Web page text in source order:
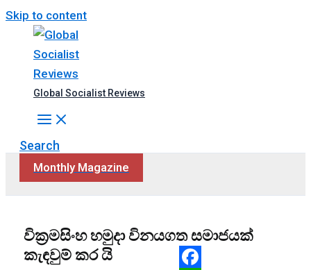
Skip to content
Global Socialist Reviews
Search
Monthly Magazine
වික්‍රමසිංහ හමුදා විනයගත සමාජයක්
කැඳවුම් කර යි